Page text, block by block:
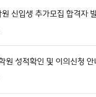
신입생 추가모집 합격자
원 성적확인 및 이의신청 안